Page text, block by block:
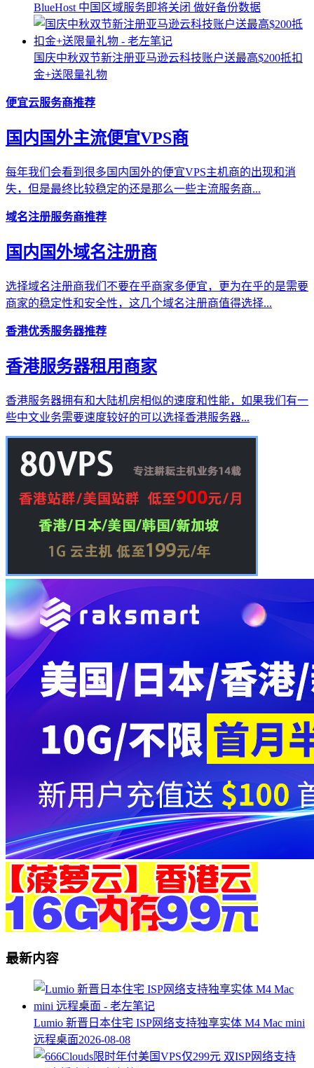
BlueHost 中国区域服务即将关闭 做好备份数据
国庆中秋双节新注册亚马逊云科技账户送最高$200抵扣
金+送限量礼物
便宜云服务商推荐
国内国外主流便宜VPS商
每年我们会看到很多国内国外的便宜VPS主机商的出现和消
失，但是最终比较稳定的还是那么一些主流服务商...
域名注册服务商推荐
国内国外域名注册商
选择域名注册商我们不要在乎商家多便宜，更为在乎的是需要
商家的稳定性和安全性，这几个域名注册商值得选择...
香港优秀服务器推荐
香港服务器租用商家
香港服务器拥有和大陆机房相似的速度和性能，如果我们有一
些中文业务需要速度较好的可以选择香港服务器...
最新内容
Lumio 新晋日本住宅 ISP网络支持独享实体 M4 Mac mini
远程桌面2026-08-08